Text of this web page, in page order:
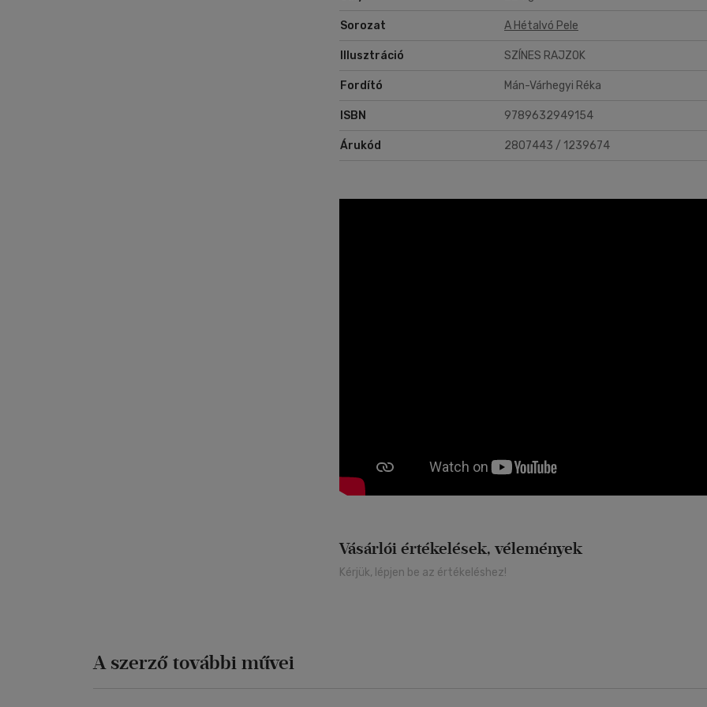
Sorozat A Hétalvó Pele
Illusztráció SZÍNES RAJZOK
Fordító Mán-Várhegyi Réka
ISBN 9789632949154
Árukód 2807443 / 1239674
Vásárlói értékelések, vélemények
Kérjük, lépjen be az értékeléshez!
A szerző további művei